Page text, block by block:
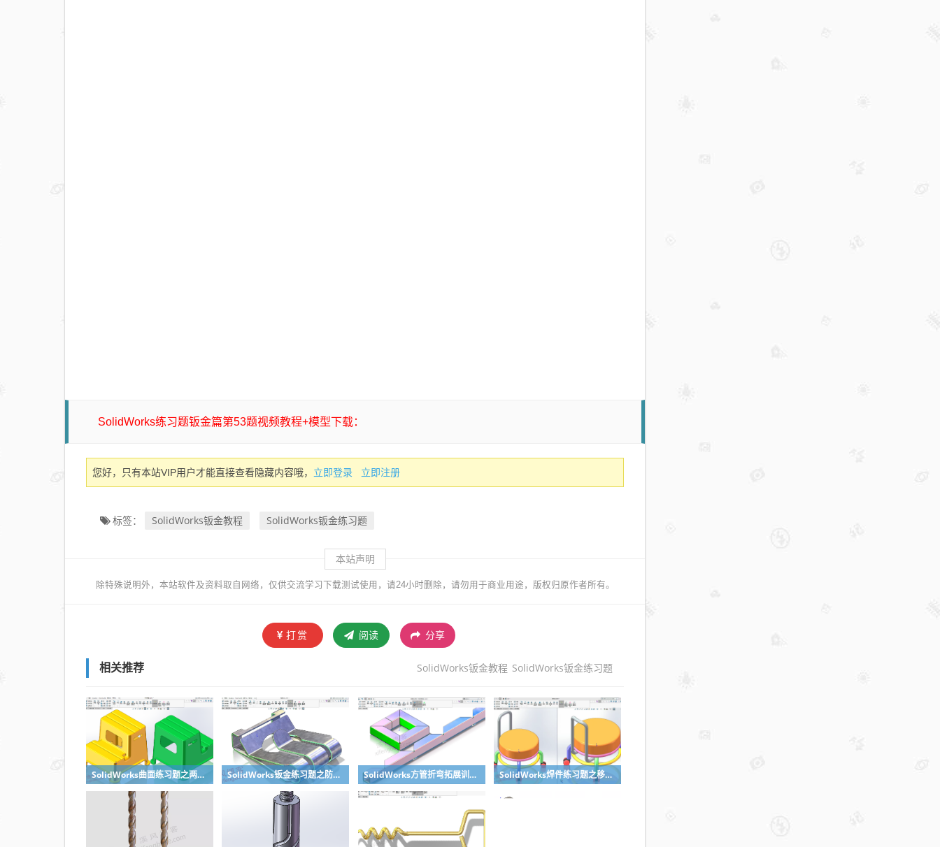
SolidWorks练习题钣金篇第53题视频教程+模型下载：
您好，只有本站VIP用户才能直接查看隐藏内容哦， 立即登录 立即注册
标签： SolidWorks钣金教程 SolidWorks钣金练习题
本站声明
除特殊说明外，本站软件及资料取自网络，仅供交流学习下载测试使用，请24小时删除，请勿用于商业用途，版权归原作者所有。
打赏 阅读 分享
相关推荐 SolidWorks钣金教程 SolidWorks钣金练习题
SolidWorks曲面练习题之两步踢凳建模，看似曲面实则特征 SolidWorks钣金练习题之防松档卡建模，钣金命令综合练习 SolidWorks方管折弯拓展训练，你会了吗？ SolidWorks焊件练习题之移动小矮凳，思路对了就不难